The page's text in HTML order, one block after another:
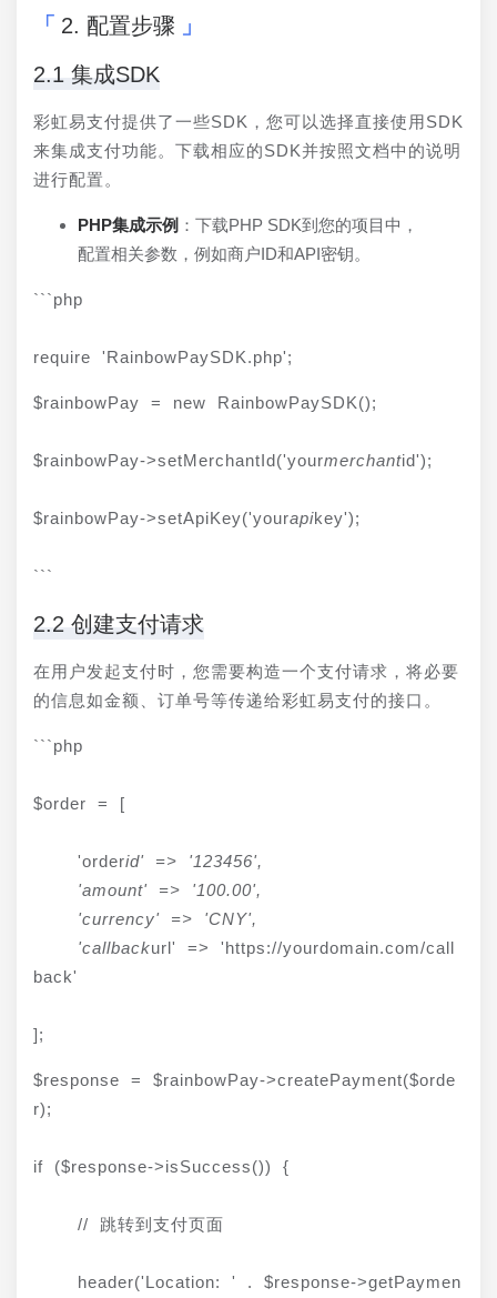
2. 配置步骤
2.1 集成SDK
彩虹易支付提供了一些SDK，您可以选择直接使用SDK
来集成支付功能。下载相应的SDK并按照文档中的说明
进行配置。
PHP集成示例 ：下载PHP SDK到您的项目中，
配置相关参数，例如商户ID和API密钥。
```php
require 'RainbowPaySDK.php';
$rainbowPay = new RainbowPaySDK();
$rainbowPay->setMerchantId('yourmerchantid');
$rainbowPay->setApiKey('yourapikey');
```
2.2 创建支付请求
在用户发起支付时，您需要构造一个支付请求，将必要
的信息如金额、订单号等传递给彩虹易支付的接口。
```php
$order = [
    'order
id' => '123456',
    'callback
url' => 'https://yourdomain.com/call
back'
];
$response = $rainbowPay->createPayment($orde
r);
if ($response->isSuccess()) {
    // 跳转到支付页面